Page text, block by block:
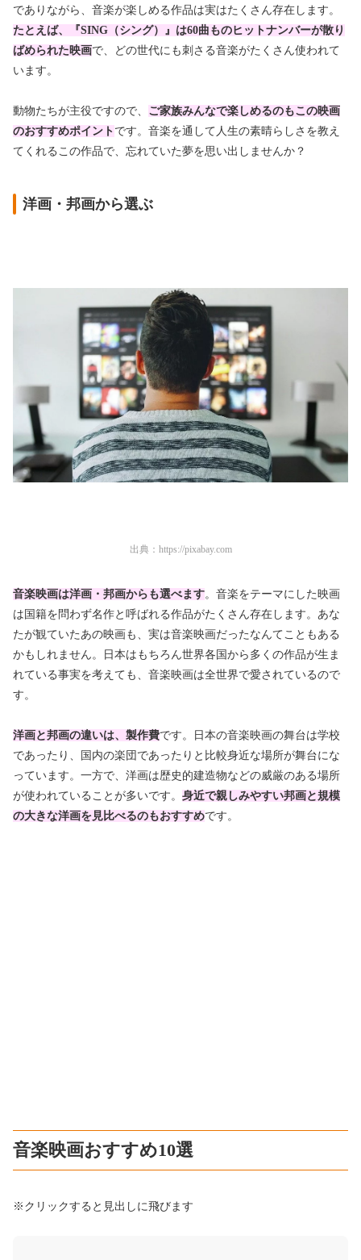
でありながら、音楽が楽しめる作品は実はたくさん存在します。
たとえば、『SING（シング）』は60曲ものヒットナンバーが散り
ばめられた映画で、どの世代にも刺さる音楽がたくさん使われて
います。
動物たちが主役ですので、 ご家族みんなで楽しめるのもこの映画
のおすすめポイント です。音楽を通して人生の素晴らしさを教え
てくれるこの作品で、忘れていた夢を思い出しませんか？
洋画・邦画から選ぶ
出典： https://pixabay.com
音楽映画は洋画・邦画からも選べます。音楽をテーマにした映画
は国籍を問わず名作と呼ばれる作品がたくさん存在します。あな
たが観ていたあの映画も、実は音楽映画だったなんてこともある
かもしれません。日本はもちろん世界各国から多くの作品が生ま
れている事実を考えても、音楽映画は全世界で愛されているので
す。
洋画と邦画の違いは、製作費です。日本の音楽映画の舞台は学校
であったり、国内の楽団であったりと比較身近な場所が舞台にな
っています。一方で、洋画は歴史的建造物などの威厳のある場所
が使われていることが多いです。 身近で親しみやすい邦画と規模
の大きな洋画を見比べるのもおすすめです。
音楽映画おすすめ10選
※クリックすると見出しに飛びます